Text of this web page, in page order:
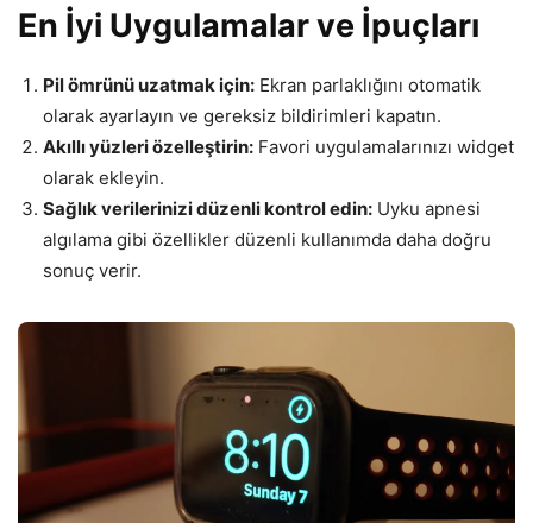
En İyi Uygulamalar ve İpuçları
Pil ömrünü uzatmak için: Ekran parlaklığını otomatik
olarak ayarlayın ve gereksiz bildirimleri kapatın.
Akıllı yüzleri özelleştirin: Favori uygulamalarınızı widget
olarak ekleyin.
Sağlık verilerinizi düzenli kontrol edin: Uyku apnesi
algılama gibi özellikler düzenli kullanımda daha doğru
sonuç verir.